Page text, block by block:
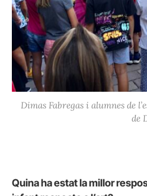
Dimas Fabregas i alumnes de
de
Quina ha estat la millor